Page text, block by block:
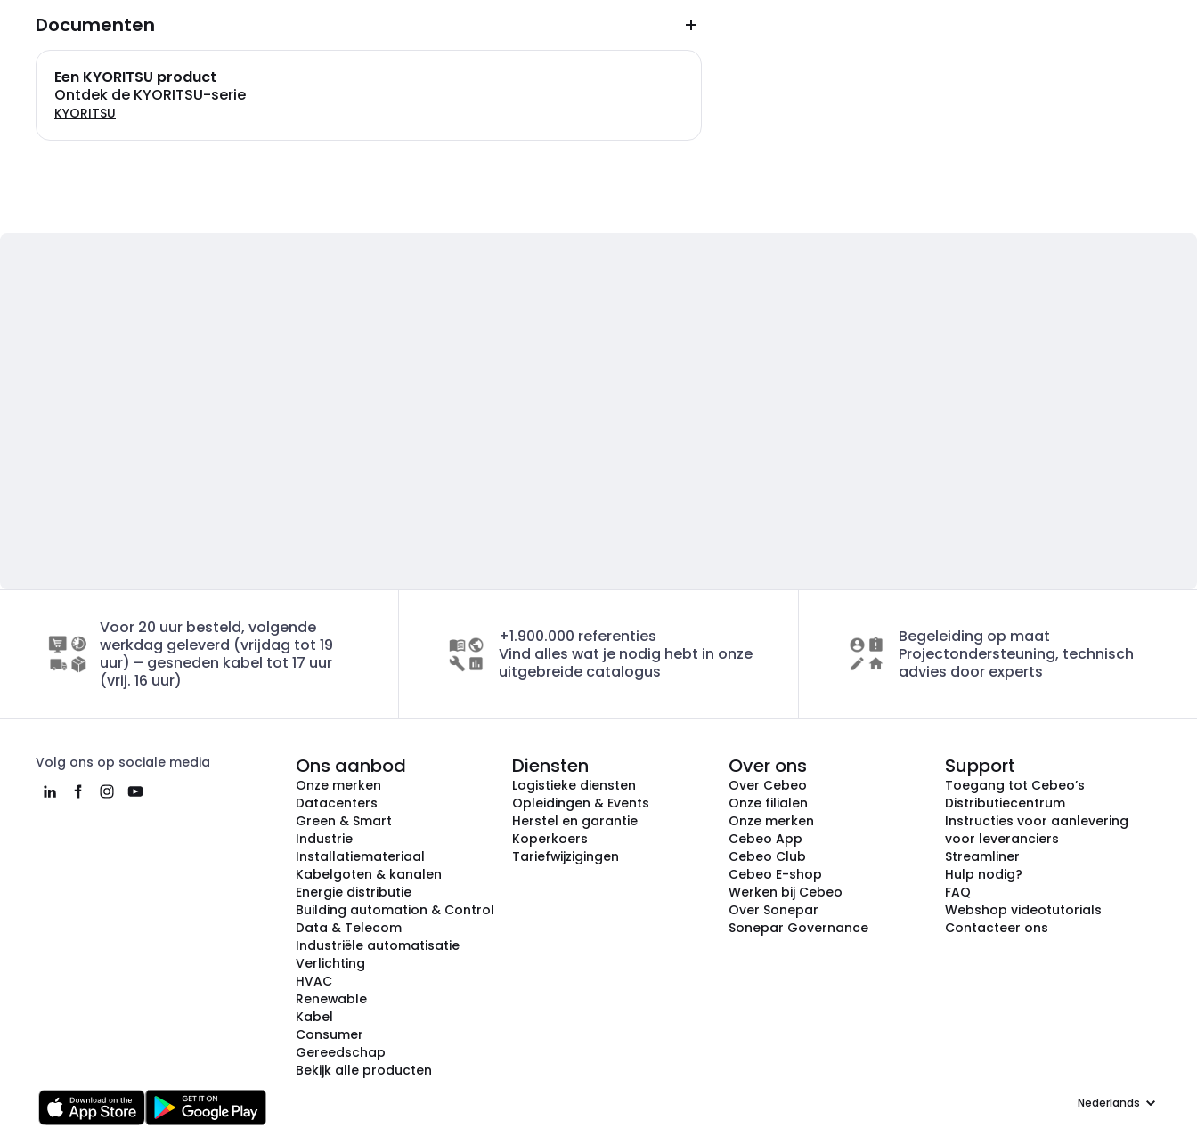
Documenten
Een KYORITSU product
Ontdek de KYORITSU-serie
KYORITSU
Voor 20 uur besteld, volgende
werkdag geleverd (vrijdag tot 19
uur) – gesneden kabel tot 17 uur
(vrij. 16 uur)
+1.900.000 referenties
Vind alles wat je nodig hebt in onze
uitgebreide catalogus
Begeleiding op maat
Projectondersteuning, technisch
advies door experts
Volg ons op sociale media Ons aanbod
Onze merken
Datacenters
Green & Smart
Industrie
Installatiemateriaal
Kabelgoten & kanalen
Energie distributie
Building automation & Control
Data & Telecom
Industriële automatisatie
Verlichting
HVAC
Renewable
Kabel
Consumer
Gereedschap
Bekijk alle producten
Diensten
Logistieke diensten
Opleidingen & Events
Herstel en garantie
Koperkoers
Tariefwijzigingen
Over ons
Over Cebeo
Onze filialen
Onze merken
Cebeo App
Cebeo Club
Cebeo E-shop
Werken bij Cebeo
Over Sonepar
Sonepar Governance
Support
Toegang tot Cebeo’s
Distributiecentrum
Instructies voor aanlevering
voor leveranciers
Streamliner
Hulp nodig?
FAQ
Webshop videotutorials
Contacteer ons
Taal